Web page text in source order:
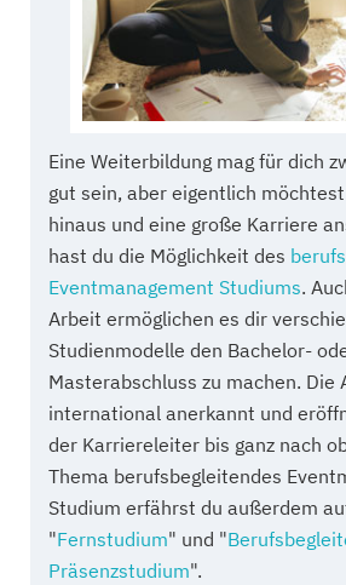
Eine Weiterbildung mag für dich
gut sein, aber eigentlich
hinaus und eine große Karriere
hast du die Möglichkeit des
Eventmanagement Studiums.
Arbeit ermöglichen es dir
Studienmodelle den Bachelor-
Masterabschluss zu machen. Die
international anerkannt und
der Karriereleiter bis ganz nach
Thema berufsbegleitendes
Studium erfährst du außerdem
"Fernstudium" und "
Präsenzstudium".